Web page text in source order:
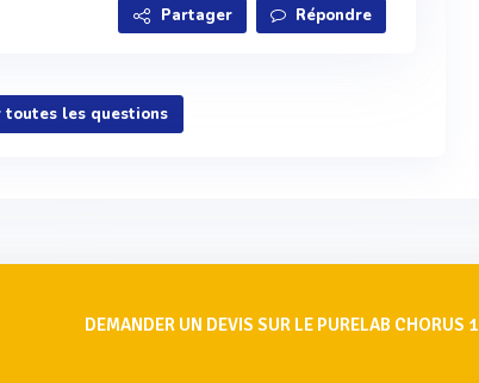
Partager Répondre
toutes les questions
DEMANDER UN DEVIS SUR LE PURELAB CHORUS 1